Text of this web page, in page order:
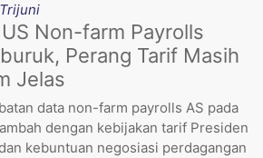
Non-farm Payrolls
Perang Tarif Masih
Jelas
data non-farm payrolls AS pada
dengan kebijakan tarif Presiden
kebuntuan negosiasi perdagangan